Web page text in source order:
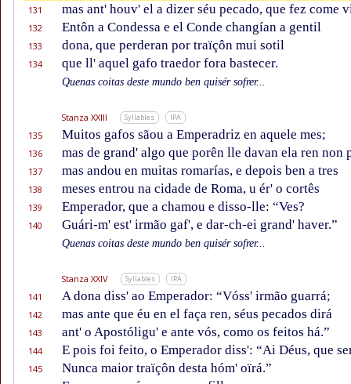
131 mas ant' houv' el a dizer séu pecado, que fez come
132 Entôn a Condessa e el Conde changían a gentil
133 dona, que perderan por traïçôn mui sotil
134 que ll' aquel gafo traedor fora bastecer.
Quenas coitas deste mundo ben quisér sofrer...
Stanza XXIII Syllables IPA
135 Muitos gafos sãou a Emperadriz en aquele mes;
136 mas de grand' algo que porên lle davan ela ren non
137 mas andou en muitas romarías, e depois ben a tres
138 meses entrou na cidade de Roma, u ér' o cortês
139 Emperador, que a chamou e disso-lle: “Ves?
140 Guári-m' est' irmão gaf', e dar-ch-ei grand' haver.”
Quenas coitas deste mundo ben quisér sofrer...
Stanza XXIV Syllables IPA
141 A dona diss' ao Emperador: “Vóss' irmão guarrá;
142 mas ante que éu en el faça ren, séus pecados dirá
143 ant' o Apostóligu' e ante vós, como os feitos há.”
144 E pois foi feito, o Emperador diss': “Ai Déus, que
145 Nunca maior traïçôn desta hóm' oïrá.”